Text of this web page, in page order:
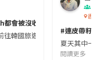
會被沒收😱出發前切記檢查
往韓國旅遊的民眾，近期要
香港
#連皮帶籽
夏天其中一
閱讀更多